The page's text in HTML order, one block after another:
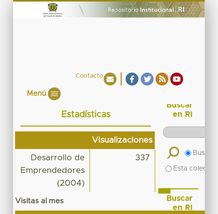
Contacto
Menú
Estadísticas
Visualizaciones
Desarrollo de
Emprendedores
(2004)
337
Visitas al mes
Buscar
en RI
Buscar
Esta
Buscar
en RI